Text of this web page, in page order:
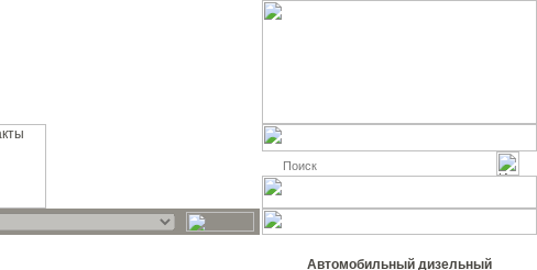
Автомобильный дизельный